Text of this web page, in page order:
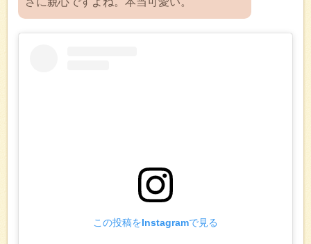
この投稿をInstagramで見る